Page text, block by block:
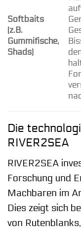
Softbaits
(z.B.
Gummifische,
Shads)
Die
RIVER2SEA
RIVER2SEA
Forschung und
Machbaren im
Dies zeigt sich
von